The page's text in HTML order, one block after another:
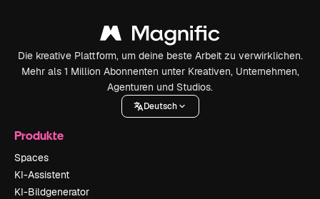
Die kreative Plattform, um deine beste Arbeit zu verwirklichen.
Mehr als 1 Million Abonnenten unter Kreativen, Unternehmen,
Agenturen und Studios.
Deutsch
Produkte
Spaces
KI-Assistent
KI-Bildgenerator